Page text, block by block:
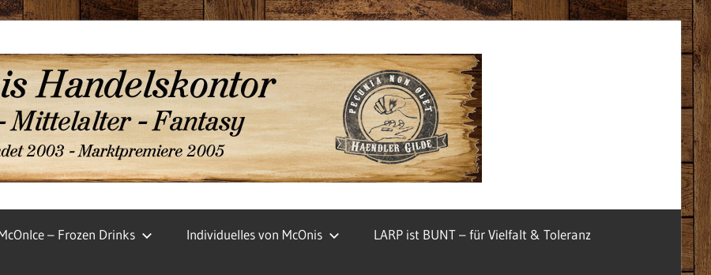
– Frozen Drinks Individuelles von McOnis LARP ist BUNT – für Vielfalt & Toleranz